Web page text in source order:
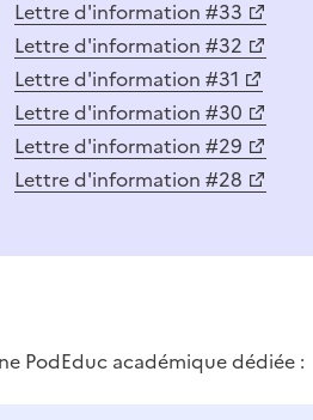
Lettre d'information #33
Lettre d'information #32
Lettre d'information #31
Lettre d'information #30
Lettre d'information #29
Lettre d'information #28
PodEduc académique dédiée :